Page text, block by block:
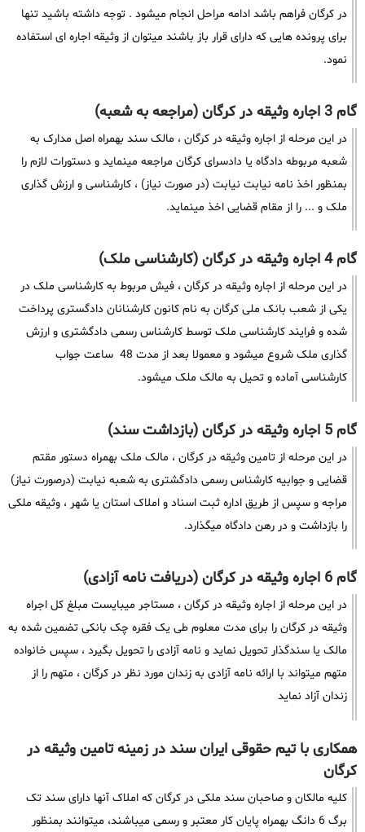
در کرگان فراهم باشد ادامه مراحل انجام میشود . توجه داشته باشید تنها
برای پرونده هایی که دارای قرار باز باشند میتوان از وثیقه اجاره ای استفاده
نمود.
گام 3 اجاره وثیقه در کرگان (مراجعه به شعبه)
در این مرحله از اجاره وثیقه در کرگان ، مالک سند بهمراه اصل مدارک به
شعبه مربوطه دادگاه یا دادسرای کرگان مراجعه مینماید و دستورات لازم را
بمنظور اخذ نامه نیابت نیابت (در صورت نیاز) ، کارشناسی و ارزش گذاری
ملک و ... را از مقام قضایی اخذ مینماید.
گام 4 اجاره وثیقه در کرگان (کارشناسی ملک)
در این مرحله از اجاره وثیقه در کرگان ، فیش مربوط به کارشناسی ملک در
یکی از شعب بانک ملی کرگان به نام کانون کارشنانان دادگستری پرداخت
شده و فرایند کارشناسی ملک توسط کارشناس رسمی دادگشتری و ارزش
گذاری ملک شروع میشود و معمولا بعد از مدت 48 ساعت جواب
کارشناسی آماده و تحیل به مالک ملک میشود.
گام 5 اجاره وثیقه در کرگان (بازداشت سند)
در این مرحله از تامین وثیقه در کرگان ، مالک ملک بهمراه دستور مقتم
قضایی و جوابیه کارشناس رسمی دادگشتری به شعبه نیابت (درصورت نیاز)
مراجه و سپس از طریق اداره ثبت اسناد و املاک استان یا شهر ، وثیقه ملکی
را بازداشت و در رهن دادگاه میگذارد.
گام 6 اجاره وثیقه در کرگان (دریافت نامه آزادی)
در این مرحله از اجاره وثیقه در کرگان ، مستاجر میبایست مبلغ کل اجراه
وثیقه در کرگان را برای مدت معلوم طی یک فقره چک بانکی تضمین شده به
مالک یا سندگذار تحویل نماید و نامه آزادی را تحویل بگیرد ، سپس خانواده
متهم میتواند با ارائه نامه آزادی به زندان مورد نظر در کرگان ، متهم را از
زندان آزاد نماید
همکاری با تیم حقوقی ایران سند در زمینه تامین وثیقه در
کرگان
کلیه مالکان و صاحبان سند ملکی در کرگان که املاک آنها دارای سند تک
برگ 6 دانگ بهمراه پایان کار معتبر و رسمی میباشند، میتوانند بمنظور